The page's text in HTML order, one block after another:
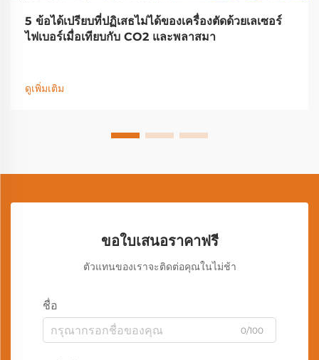
5 ข้อได้เปรียบที่ปฏิเสธไม่ได้ของเครื่องตัดด้วยเลเซอร์
ไฟเบอร์เมื่อเทียบกับ CO2 และพลาสมา
ดูเพิ่มเติม
ขอใบเสนอราคาฟรี
ตัวแทนของเราจะติดต่อคุณในไม่ช้า
ชื่อ
0/100